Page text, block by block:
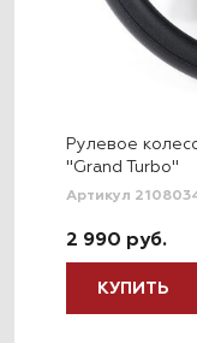
Рулевое
"Grand Turbo"
Артикул
2 990 руб.
КУПИТЬ